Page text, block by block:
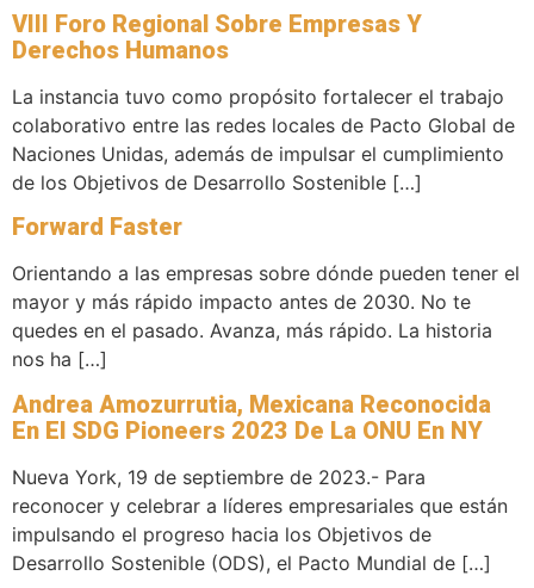
VIII Foro Regional Sobre Empresas Y
Derechos Humanos
La instancia tuvo como propósito fortalecer el trabajo
colaborativo entre las redes locales de Pacto Global de
Naciones Unidas, además de impulsar el cumplimiento
de los Objetivos de Desarrollo Sostenible […]
Forward Faster
Orientando a las empresas sobre dónde pueden tener el
mayor y más rápido impacto antes de 2030. No te
quedes en el pasado. Avanza, más rápido. La historia
nos ha […]
Andrea Amozurrutia, Mexicana Reconocida
En El SDG Pioneers 2023 De La ONU En NY
Nueva York, 19 de septiembre de 2023.- Para
reconocer y celebrar a líderes empresariales que están
impulsando el progreso hacia los Objetivos de
Desarrollo Sostenible (ODS), el Pacto Mundial de […]